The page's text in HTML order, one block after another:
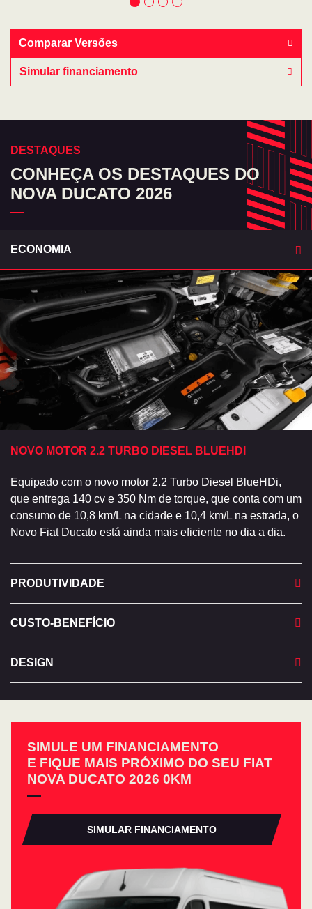
Comparar Versões
Simular financiamento
DESTAQUES
CONHEÇA OS DESTAQUES DO
NOVA DUCATO 2026
ECONOMIA
NOVO MOTOR 2.2 TURBO DIESEL BLUEHDI
Equipado com o novo motor 2.2 Turbo Diesel BlueHDi,
que entrega 140 cv e 350 Nm de torque, que conta com um
consumo de 10,8 km/L na cidade e 10,4 km/L na estrada, o
Novo Fiat Ducato está ainda mais eficiente no dia a dia.
PRODUTIVIDADE
CUSTO-BENEFÍCIO
DESIGN
SIMULE UM FINANCIAMENTO
E FIQUE MAIS PRÓXIMO DO SEU FIAT
NOVA DUCATO 2026 0KM
SIMULAR FINANCIAMENTO